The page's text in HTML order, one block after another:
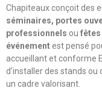
Chapiteaux conçoit des
séminaires, portes
professionnels ou fêtes
événementest pensé
accueillant et conforme
d’installer des stands
un cadre valorisant.